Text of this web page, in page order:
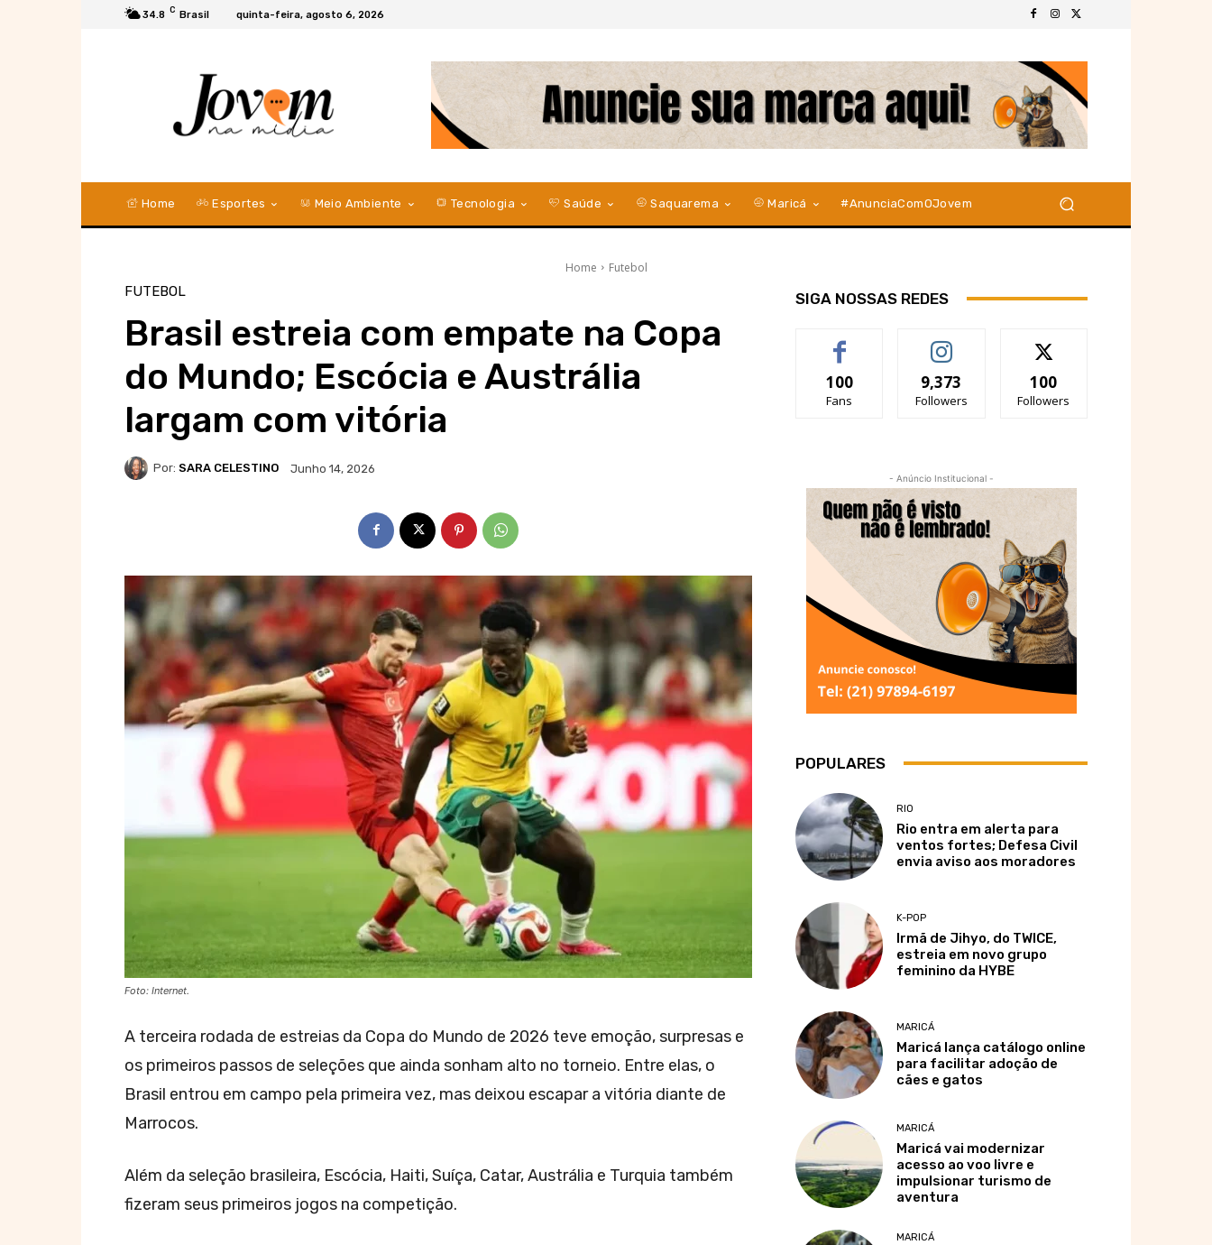
34.8 C Brasil quinta-feira, agosto 6, 2026
Home Esportes Meio Ambiente Tecnologia Saúde Saquarema Maricá #AnunciaComOJovem
Home Futebol
FUTEBOL
Brasil estreia com empate na Copa
do Mundo; Escócia e Austrália
largam com vitória
Por: SARA CELESTINO Junho 14, 2026
Foto: Internet.
A terceira rodada de estreias da Copa do Mundo de 2026 teve emoção, surpresas e
os primeiros passos de seleções que ainda sonham alto no torneio. Entre elas, o
Brasil entrou em campo pela primeira vez, mas deixou escapar a vitória diante de
Marrocos.
Além da seleção brasileira, Escócia, Haiti, Suíça, Catar, Austrália e Turquia também
fizeram seus primeiros jogos na competição.
SIGA NOSSAS REDES
100
Fans
9,373
Followers
100
Followers
- Anúncio Institucional -
POPULARES
RIO
Rio entra em alerta para
ventos fortes; Defesa Civil
envia aviso aos moradores
K-POP
Irmã de Jihyo, do TWICE,
estreia em novo grupo
feminino da HYBE
MARICÁ
Maricá lança catálogo online
para facilitar adoção de
cães e gatos
MARICÁ
Maricá vai modernizar
acesso ao voo livre e
impulsionar turismo de
aventura
MARICÁ